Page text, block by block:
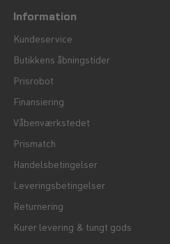
Information
Kundeservice
Butikkens åbningstider
Prisrobot
Finansiering
Våbenværkstedet
Prismatch
Handelsbetingelser
Leveringsbetingelser
Returnering
Kurer levering & tungt gods